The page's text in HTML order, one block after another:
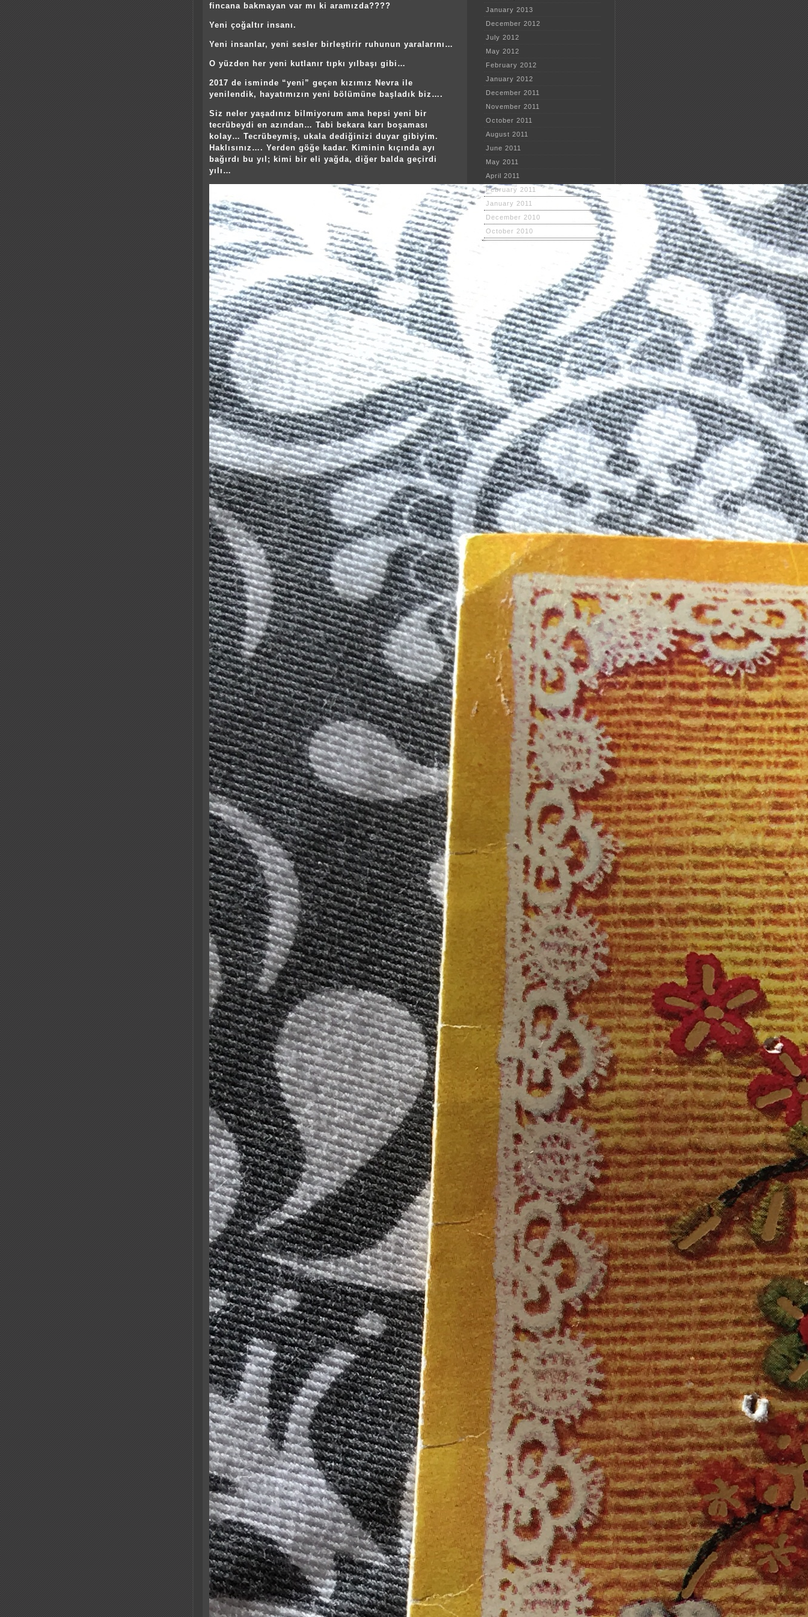
fincana bakmayan var mı ki aramızda????
Yeni çoğaltır insanı.
Yeni insanlar, yeni sesler birleştirir ruhunun yaralarını…
O yüzden her yeni kutlanır tıpkı yılbaşı gibi…
2017 de isminde “yeni” geçen kızımız Nevra ile
yenilendik, hayatımızın yeni bölümüne başladık biz….
Siz neler yaşadınız bilmiyorum ama hepsi yeni bir
tecrübeydi en azından… Tabi bekara karı boşaması
kolay… Tecrübeymiş, ukala dediğinizi duyar gibiyim.
Haklısınız…. Yerden göğe kadar. Kiminin kıçında ayı
bağırdı bu yıl; kimi bir eli yağda, diğer balda geçirdi
yılı…
January 2013
December 2012
July 2012
May 2012
February 2012
January 2012
December 2011
November 2011
October 2011
August 2011
June 2011
May 2011
April 2011
February 2011
January 2011
December 2010
October 2010